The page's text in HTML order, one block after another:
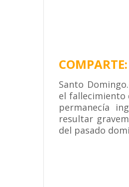
COMPARTE:
Santo
el fallecimiento
permanecía
resultar
del pasado